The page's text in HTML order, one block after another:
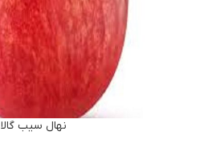
نهال سیب گالا